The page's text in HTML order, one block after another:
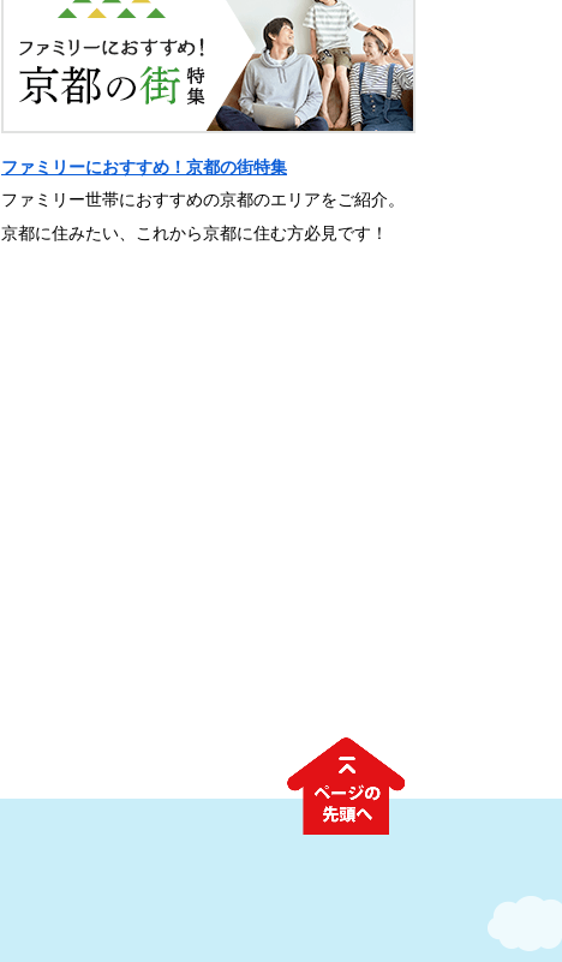
ファミリーにおすすめ！京都の街特集
ファミリー世帯におすすめの京都のエリアをご紹介。
京都に住みたい、これから京都に住む方必見です！